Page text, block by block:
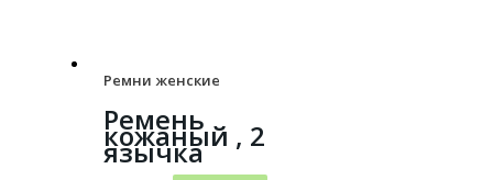
Ремни женские
Ремень
кожаный , 2
язычка